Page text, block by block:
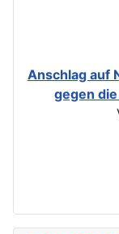
Anschlag auf
gegen